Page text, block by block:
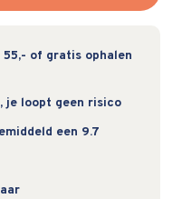
of gratis ophalen
je loopt geen risico
een 9.7